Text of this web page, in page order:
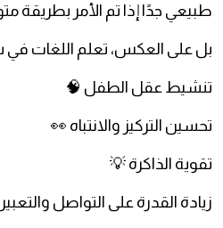
طبيعي جدًا إذا تم الأمر بطريقة
بل على العكس، تعلم اللغات
تنشيط عقل الطفل 🧠
تحسين التركيز والانتباه 👀
تقوية الذاكرة 💡
زيادة القدرة على التواصل